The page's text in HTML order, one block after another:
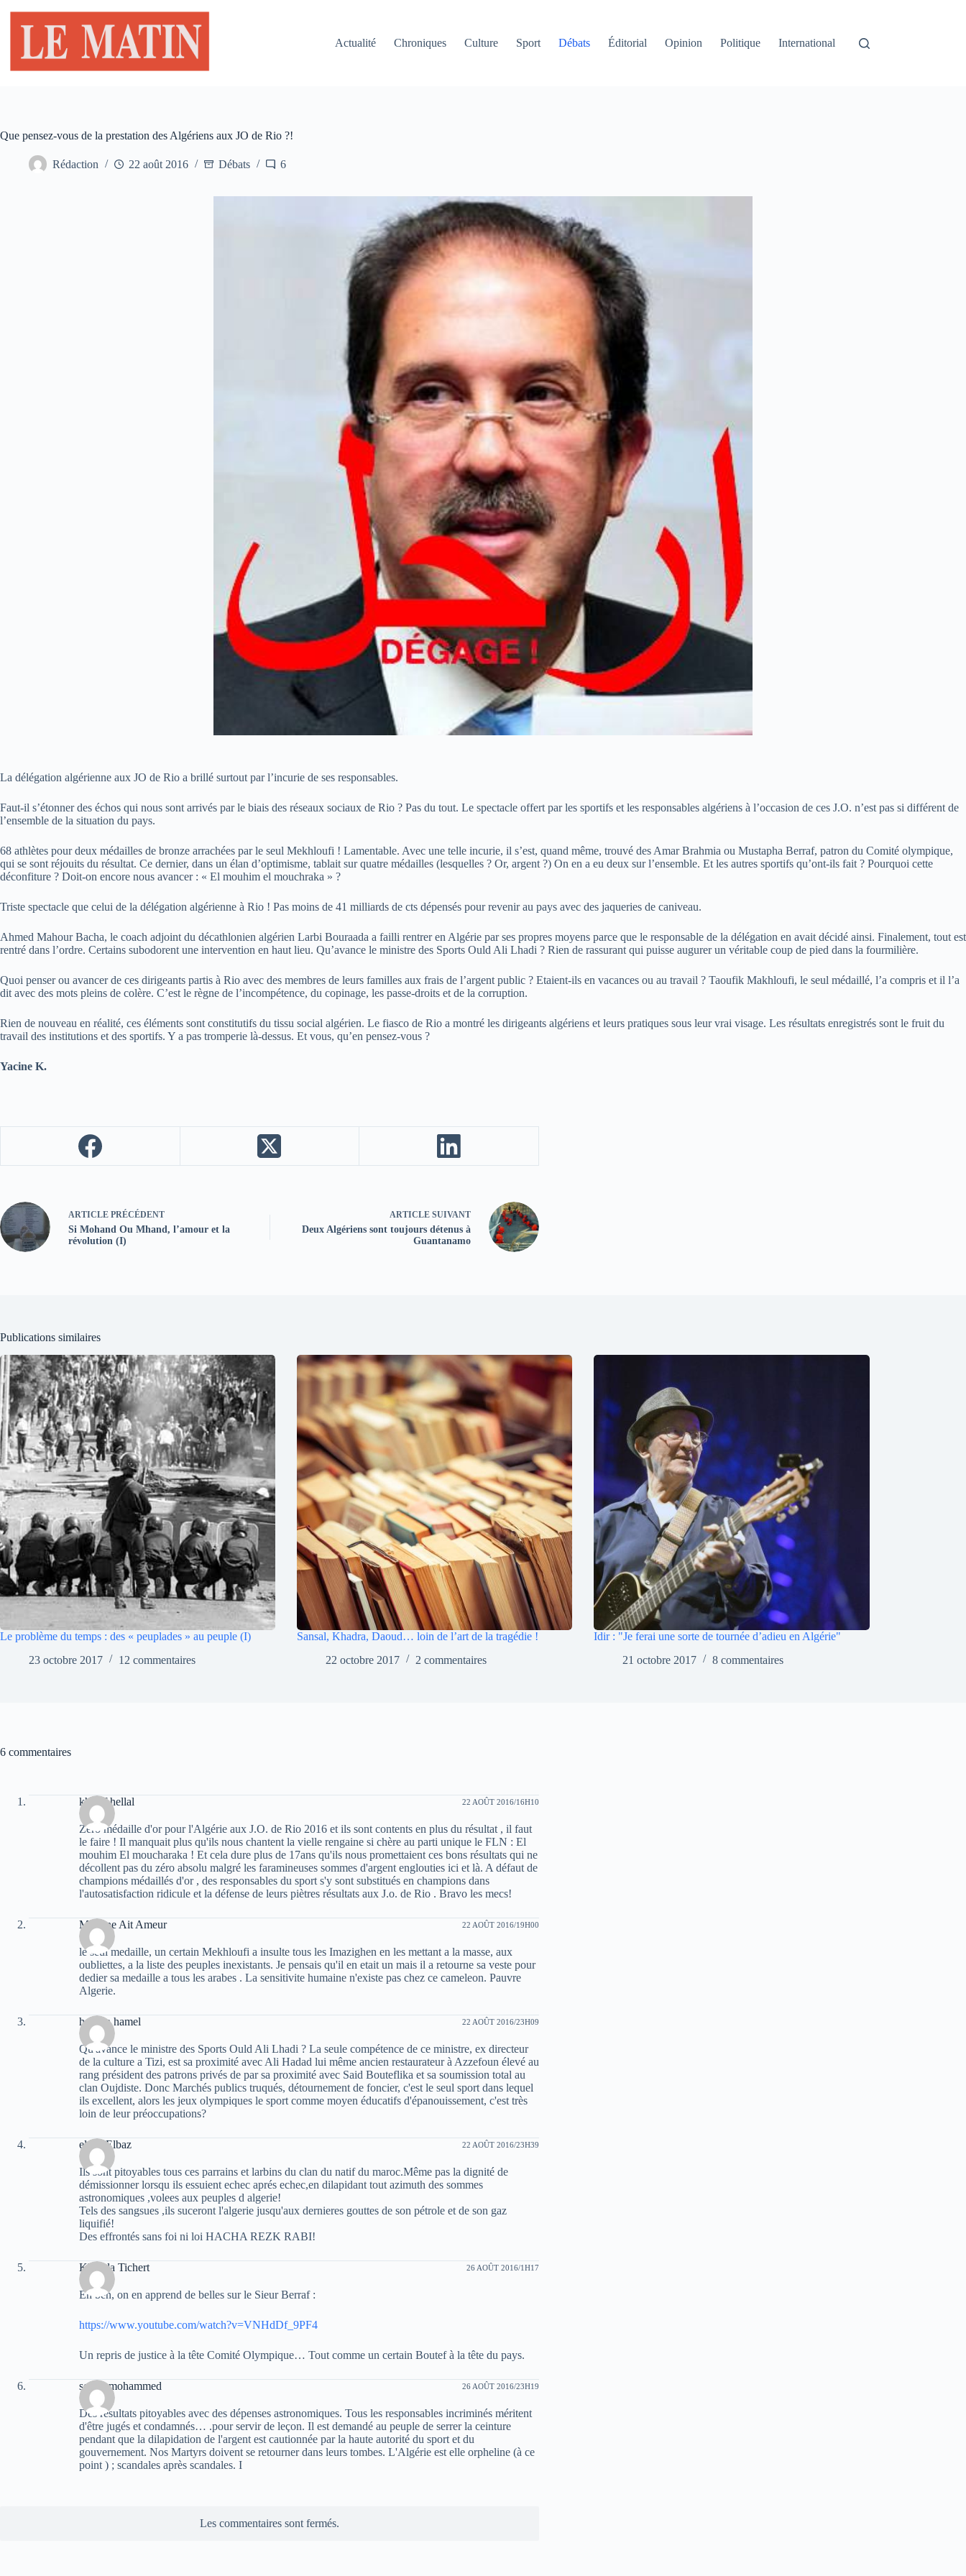
contenu
Actualité
Chroniques Culture Sport Débats Éditorial Opinion Politique International
Que pensez-vous de la prestation des Algériens aux JO de Rio ?!
Rédaction 22 août 2016 Débats 6
La délégation algérienne aux JO de Rio a brillé surtout par l’incurie de ses responsables.
Faut-il s’étonner des échos qui nous sont arrivés par le biais des réseaux sociaux de Rio ? Pas du tout. Le spectacle offert par les sportifs et les responsables algériens à l’occasion de ces J.O. n’est pas si différent de
l’ensemble de la situation du pays.
68 athlètes pour deux médailles de bronze arrachées par le seul Mekhloufi ! Lamentable. Avec une telle incurie, il s’est, quand même, trouvé des Amar Brahmia ou Mustapha Berraf, patron du Comité olympique,
qui se sont réjouits du résultat. Ce dernier, dans un élan d’optimisme, tablait sur quatre médailles (lesquelles ? Or, argent ?) On en a eu deux sur l’ensemble. Et les autres sportifs qu’ont-ils fait ? Pourquoi cette
déconfiture ? Doit-on encore nous avancer : « El mouhim el mouchraka » ?
Triste spectacle que celui de la délégation algérienne à Rio ! Pas moins de 41 milliards de cts dépensés pour revenir au pays avec des jaqueries de caniveau.
Ahmed Mahour Bacha, le coach adjoint du décathlonien algérien Larbi Bouraada a failli rentrer en Algérie par ses propres moyens parce que le responsable de la délégation en avait décidé ainsi. Finalement, tout est
rentré dans l’ordre. Certains subodorent une intervention en haut lieu. Qu’avance le ministre des Sports Ould Ali Lhadi ? Rien de rassurant qui puisse augurer un véritable coup de pied dans la fourmilière.
Quoi penser ou avancer de ces dirigeants partis à Rio avec des membres de leurs familles aux frais de l’argent public ? Etaient-ils en vacances ou au travail ? Taoufik Makhloufi, le seul médaillé, l’a compris et il l’a
dit avec des mots pleins de colère. C’est le règne de l’incompétence, du copinage, les passe-droits et de la corruption.
Rien de nouveau en réalité, ces éléments sont constitutifs du tissu social algérien. Le fiasco de Rio a montré les dirigeants algériens et leurs pratiques sous leur vrai visage. Les résultats enregistrés sont le fruit du
travail des institutions et des sportifs. Y a pas tromperie là-dessus. Et vous, qu’en pensez-vous ?
Yacine K.
ARTICLE PRÉCÉDENT
Si Mohand Ou Mhand, l’amour et la
révolution (I)
ARTICLE SUIVANT
Deux Algériens sont toujours détenus à
Guantanamo
Publications similaires
Le problème du temps : des « peuplades » au peuple (I)
23 octobre 2017
12 commentaires
Sansal, Khadra, Daoud… loin de l’art de la tragédie !
22 octobre 2017
2 commentaires
Idir : "Je ferai une sorte de tournée d’adieu en Algérie"
21 octobre 2017
8 commentaires
6 commentaires
khelaf hellal 22 AOÛT 2016/16H10
Zéro médaille d'or pour l'Algérie aux J.O. de Rio 2016 et ils sont contents en plus du résultat , il faut
le faire ! Il manquait plus qu'ils nous chantent la vielle rengaine si chère au parti unique le FLN : El
mouhim El moucharaka ! Et cela dure plus de 17ans qu'ils nous promettaient ces bons résultats qui ne
décollent pas du zéro absolu malgré les faramineuses sommes d'argent englouties ici et là. A défaut de
champions médaillés d'or , des responsables du sport s'y sont substitués en champions dans
l'autosatisfaction ridicule et la défense de leurs piètres résultats aux J.o. de Rio . Bravo les mecs!
Massine Ait Ameur 22 AOÛT 2016/19H00
le seul medaille, un certain Mekhloufi a insulte tous les Imazighen en les mettant a la masse, aux
oubliettes, a la liste des peuples inexistants. Je pensais qu'il en etait un mais il a retourne sa veste pour
dedier sa medaille a tous les arabes . La sensitivite humaine n'existe pas chez ce cameleon. Pauvre
Algerie.
haroun hamel 22 AOÛT 2016/23H09
Qu'avance le ministre des Sports Ould Ali Lhadi ? La seule compétence de ce ministre, ex directeur
de la culture a Tizi, est sa proximité avec Ali Hadad lui même ancien restaurateur à Azzefoun élevé au
rang président des patrons privés de par sa proximité avec Said Bouteflika et sa soumission total au
clan Oujdiste. Donc Marchés publics truqués, détournement de foncier, c'est le seul sport dans lequel
ils excellent, alors les jeux olympiques le sport comme moyen éducatifs d'épanouissement, c'est très
loin de leur préoccupations?
elvez Elbaz 22 AOÛT 2016/23H39
Ils sont pitoyables tous ces parrains et larbins du clan du natif du maroc.Même pas la dignité de
démissionner lorsqu ils essuient echec aprés echec,en dilapidant tout azimuth des sommes
astronomiques ,volees aux peuples d algerie!
Tels des sangsues ,ils suceront l'algerie jusqu'aux dernieres gouttes de son pétrole et de son gaz
liquifié!
Des effrontés sans foi ni loi HACHA REZK RABI!
Khalida Tichert 26 AOÛT 2016/1H17
Eh ben, on en apprend de belles sur le Sieur Berraf :
https://www.youtube.com/watch?v=VNHdDf_9PF4
Un repris de justice à la tête Comité Olympique… Tout comme un certain Boutef à la tête du pays.
semid mohammed 26 AOÛT 2016/23H19
Des résultats pitoyables avec des dépenses astronomiques. Tous les responsables incriminés méritent
d'être jugés et condamnés… .pour servir de leçon. Il est demandé au peuple de serrer la ceinture
pendant que la dilapidation de l'argent est cautionnée par la haute autorité du sport et du
gouvernement. Nos Martyrs doivent se retourner dans leurs tombes. L'Algérie est elle orpheline (à ce
point ) ; scandales après scandales. I
Les commentaires sont fermés.